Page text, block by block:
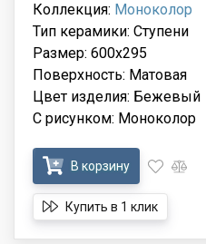
Коллекция: Моноколор
Тип керамики: Ступени
Размер: 600x295
Поверхность: Матовая
Цвет изделия: Бежевый
С рисунком: Моноколор
В корзину
Купить в 1 клик